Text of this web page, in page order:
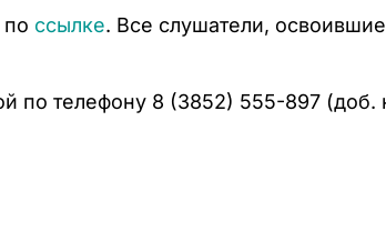
ссылке. Все слушатели,
по телефону 8 (3852) 555-897 (доб.